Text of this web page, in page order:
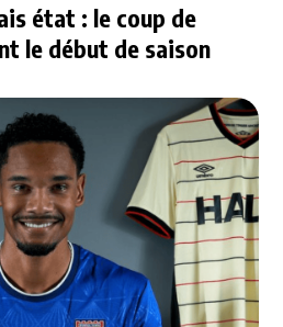
état : le coup de
le début de saison